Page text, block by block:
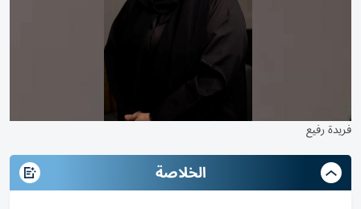
فريدة رفيع
الخلاصة